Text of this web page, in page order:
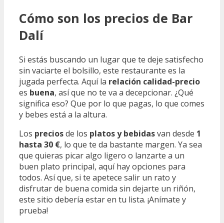
Cómo son los precios de Bar
Dalí
Si estás buscando un lugar que te deje satisfecho
sin vaciarte el bolsillo, este restaurante es la
jugada perfecta. Aquí la relación calidad-precio
es buena, así que no te va a decepcionar. ¿Qué
significa eso? Que por lo que pagas, lo que comes
y bebes está a la altura.
Los preciosde los platos y bebidasvan desde 1
hasta 30 €, lo que te da bastante margen. Ya sea
que quieras picar algo ligero o lanzarte a un
buen plato principal, aquí hay opciones para
todos. Así que, si te apetece salir un rato y
disfrutar de buena comida sin dejarte un riñón,
este sitio debería estar en tu lista. ¡Anímate y
prueba!